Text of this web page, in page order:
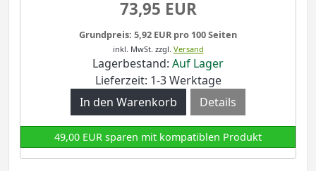
73,95 EUR
Grundpreis: 5,92 EUR pro 100 Seiten
inkl. MwSt. zzgl. Versand
Lagerbestand: Auf Lager
Lieferzeit: 1-3 Werktage
Details
49,00 EUR sparen mit kompatiblen Produkt